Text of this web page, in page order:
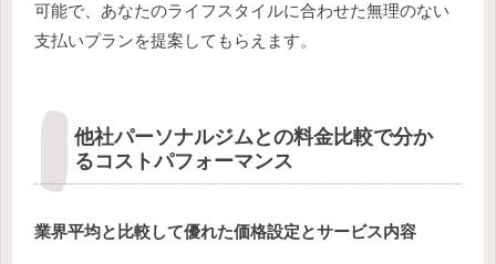
可能で、あなたのライフスタイルに合わせた無理のない
支払いプランを提案してもらえます。
他社パーソナルジムとの料金比較で分か
るコストパフォーマンス
業界平均と比較して優れた価格設定とサービス内容